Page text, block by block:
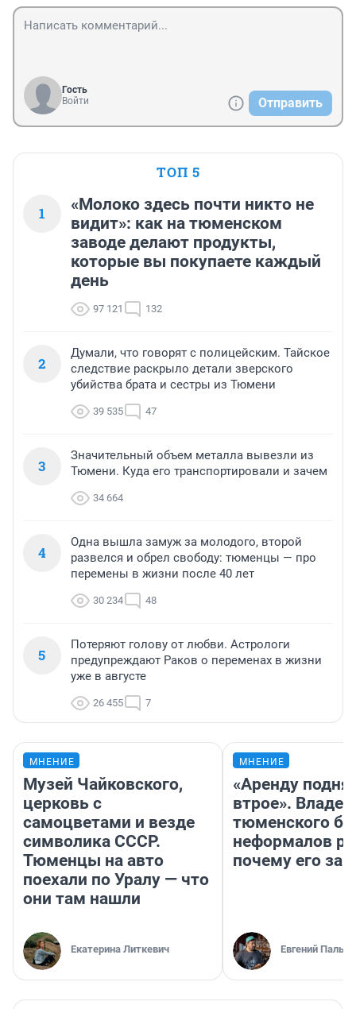
Гость
Войти
Отправить
ТОП 5
1
«Молоко здесь почти никто не
видит»: как на тюменском
заводе делают продукты,
которые вы покупаете каждый
день
97 121 132
2
Думали, что говорят с полицейским. Тайское
следствие раскрыло детали зверского
убийства брата и сестры из Тюмени
39 535 47
3
Значительный объем металла вывезли из
Тюмени. Куда его транспортировали и зачем
34 664
4
Одна вышла замуж за молодого, второй
развелся и обрел свободу: тюменцы — про
перемены в жизни после 40 лет
30 234 48
5
Потеряют голову от любви. Астрологи
предупреждают Раков о переменах в жизни
уже в августе
26 455 7
МНЕНИЕ
Музей Чайковского,
церковь с
самоцветами и везде
символика СССР.
Тюменцы на авто
поехали по Уралу — что
они там нашли
Екатерина Литкевич
МНЕНИЕ
«Аренду
втрое».
тюменского
неформалов
почему его
Евгений